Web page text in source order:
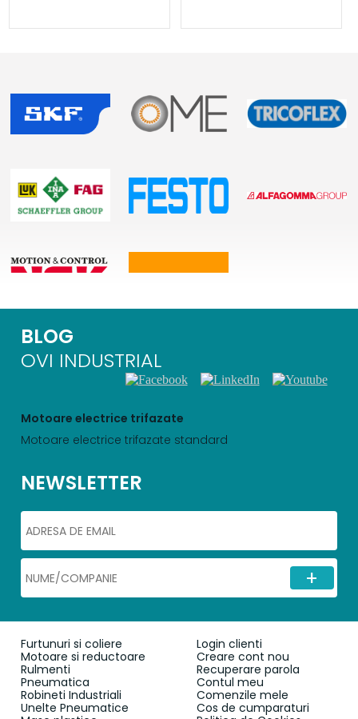
BLOG
OVI INDUSTRIAL
Motoare electrice trifazate
Motoare electrice trifazate standard
NEWSLETTER
Furtunuri si coliere
Motoare si reductoare
Rulmenti
Pneumatica
Robineti Industriali
Unelte Pneumatice
Login clienti
Creare cont nou
Recuperare parola
Contul meu
Comenzile mele
Cos de cumparaturi